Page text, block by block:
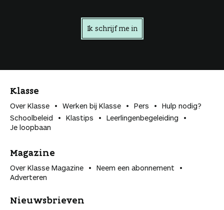
Ik schrijf me in
Klasse
Over Klasse Werken bij Klasse Pers
Hulp nodig?
Schoolbeleid
Klastips
Leerlingen­begeleiding
Je loopbaan
Magazine
Over Klasse Magazine
Neem een abonnement
Adverteren
Nieuwsbrieven